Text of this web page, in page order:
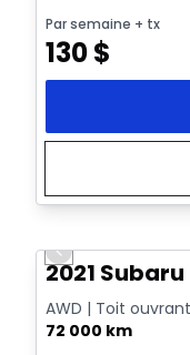
Par semaine + tx
130$
Previous slide
2021
AWD | Toit
72 000 km